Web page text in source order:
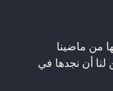
من ماضينا
أن نجدها في